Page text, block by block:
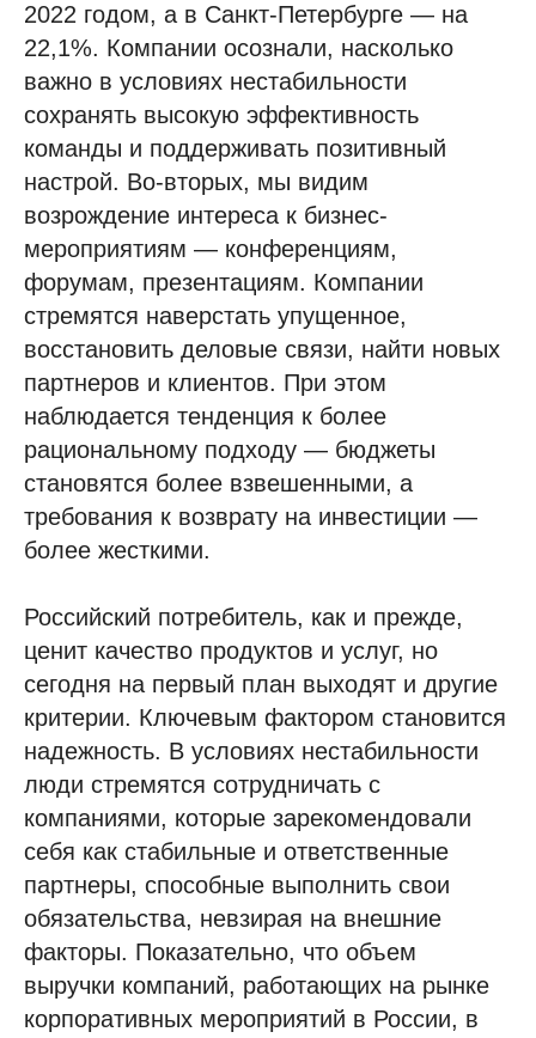
2022 годом, а в Санкт-Петербурге — на
22,1%. Компании осознали, насколько
важно в условиях нестабильности
сохранять высокую эффективность
команды и поддерживать позитивный
настрой. Во-вторых, мы видим
возрождение интереса к бизнес-
мероприятиям — конференциям,
форумам, презентациям. Компании
стремятся наверстать упущенное,
восстановить деловые связи, найти новых
партнеров и клиентов. При этом
наблюдается тенденция к более
рациональному подходу — бюджеты
становятся более взвешенными, а
требования к возврату на инвестиции —
более жесткими.
Российский потребитель, как и прежде,
ценит качество продуктов и услуг, но
сегодня на первый план выходят и другие
критерии. Ключевым фактором становится
надежность. В условиях нестабильности
люди стремятся сотрудничать с
компаниями, которые зарекомендовали
себя как стабильные и ответственные
партнеры, способные выполнить свои
обязательства, невзирая на внешние
факторы. Показательно, что объем
выручки компаний, работающих на рынке
корпоративных мероприятий в России, в